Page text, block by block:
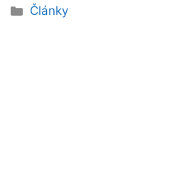
Rubriky
Články